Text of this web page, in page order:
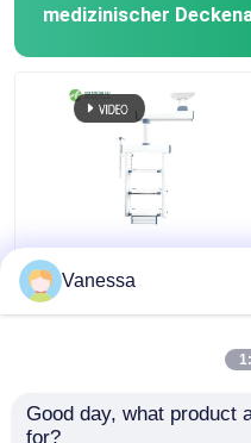
medizinischer
AMBER Flexible
Integrierte Funktionen
Decken montierte
Vanessa
Good day, what product
for?